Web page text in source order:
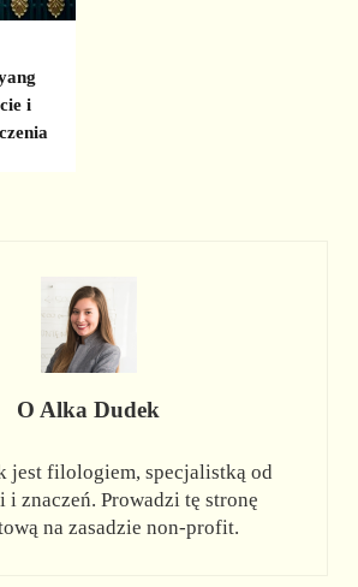
i
O Alka Dudek
jest filologiem, specjalistką od
i znaczeń. Prowadzi tę stronę
na zasadzie non-profit.